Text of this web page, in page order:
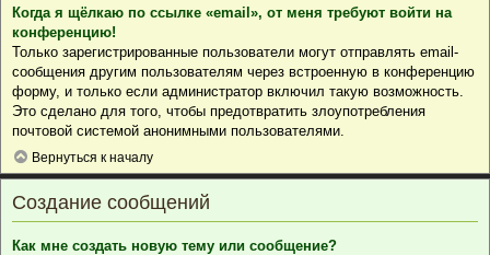
Когда я щёлкаю по ссылке «email», от меня требуют войти на
конференцию!
Только зарегистрированные пользователи могут отправлять email-
сообщения другим пользователям через встроенную в конференцию
форму, и только если администратор включил такую возможность.
Это сделано для того, чтобы предотвратить злоупотребления
почтовой системой анонимными пользователями.
Вернуться к началу
Создание сообщений
Как мне создать новую тему или сообщение?